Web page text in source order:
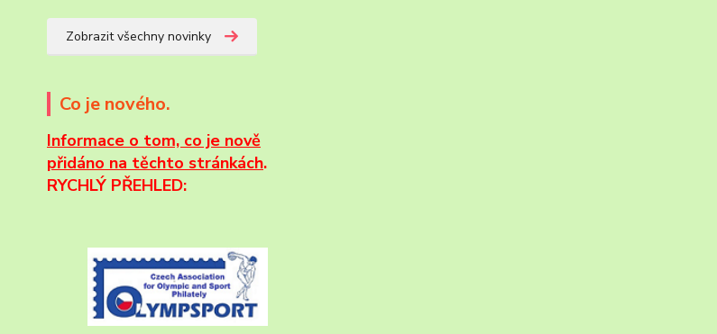
Zobrazit všechny novinky
Co je nového.
Informace o tom, co je nově
přidáno na těchto stránkách.
RYCHLÝ PŘEHLED: